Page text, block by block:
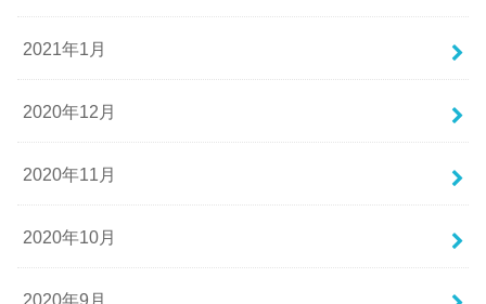
2021年1月
2020年12月
2020年11月
2020年10月
2020年9月